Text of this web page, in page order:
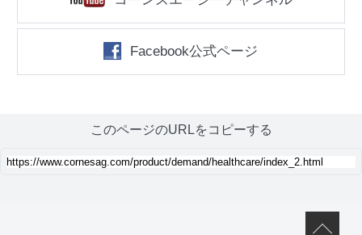
Facebook公式ページ
このページのURLをコピーする